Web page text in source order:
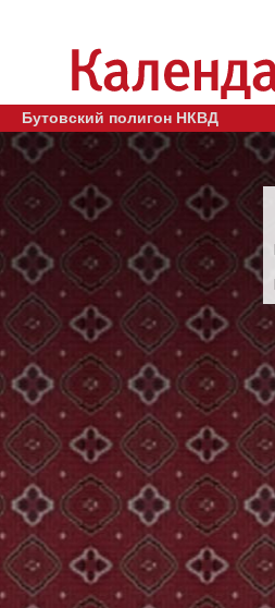
Бутовский полигон НКВД